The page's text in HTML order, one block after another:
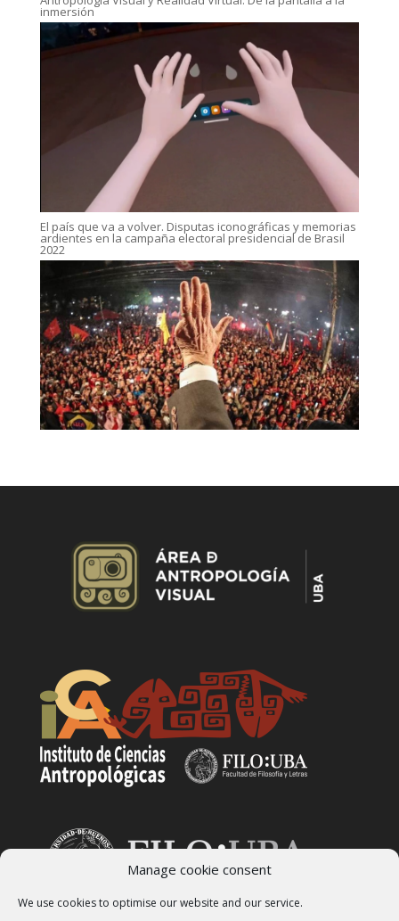
Manage cookie consent
We use cookies to optimise our website and our service.
inmersión
El país que va a volver. Disputas iconográficas y memorias
ardientes en la campaña electoral presidencial de Brasil
2022